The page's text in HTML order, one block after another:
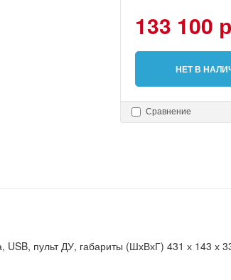
133 100
НЕТ В
Сравнение
USB, пульт ДУ, габариты (ШхВхГ) 431 х 143 х